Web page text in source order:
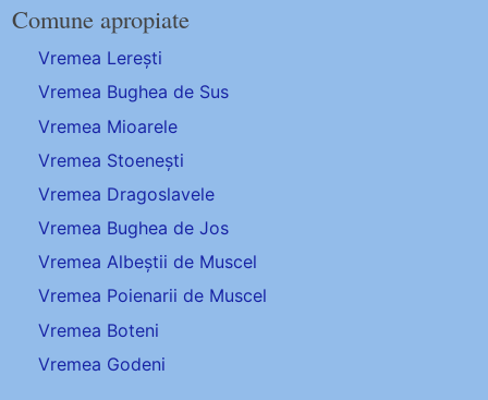
Comune apropiate
Vremea Lerești
Vremea Bughea de Sus
Vremea Mioarele
Vremea Stoenești
Vremea Dragoslavele
Vremea Bughea de Jos
Vremea Albeștii de Muscel
Vremea Poienarii de Muscel
Vremea Boteni
Vremea Godeni